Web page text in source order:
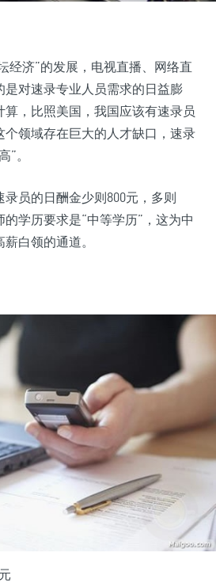
经济”的发展，电视直播、网络直
是对速录专业人员需求的日益膨
算，比照美国，我国应该有速录员
个领域存在巨大的人才缺口，速录
”。
员的日酬金少则800元，多则
的学历要求是“中等学历”，这为中
白领的通道。